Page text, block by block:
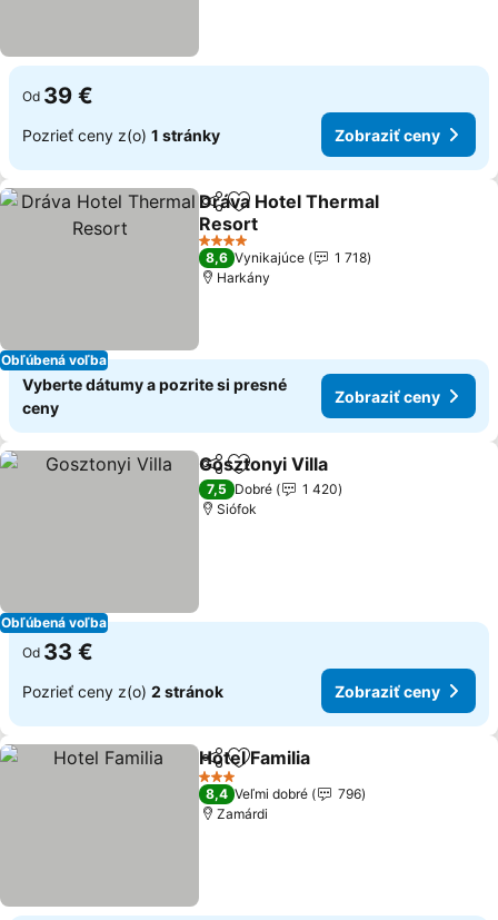
Od 39 €
Pozrieť ceny z(o) 1 stránky Zobraziť ceny
Obľúbená voľba
ZdieľaťPridať do obľúbených
Dráva Hotel Thermal
Resort
4 Počet hviezdičiek
8,6 Vynikajúce
1 718
Harkány
Vyberte dátumy a pozrite si presné
ceny
Zobraziť ceny
Obľúbená voľba
ZdieľaťPridať do obľúbených
Gosztonyi Villa
7,5 Dobré
1 420
Siófok
Od 33 €
Pozrieť ceny z(o) 2 stránok Zobraziť ceny
ZdieľaťPridať do obľúbených
Hotel Familia
3 Počet hviezdičiek
8,4 Veľmi dobré
796
Zamárdi